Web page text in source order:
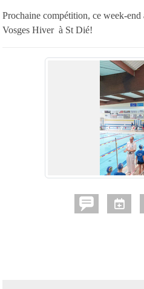
Prochaine compétition, ce week-end
Vosges Hiver à St Dié!